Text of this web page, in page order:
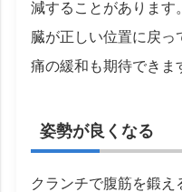
減することがあります
臓が正しい位置に戻っ
痛の緩和も期待できま
姿勢が良くなる
クランチで腹筋を鍛え